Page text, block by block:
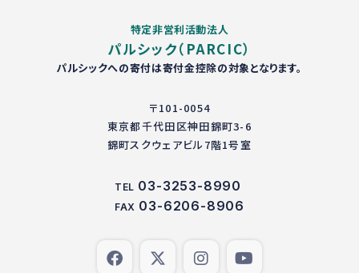
特定非営利活動法人
パルシック（PARCIC）
パルシックへの寄付は寄付金控除の対象となります。
〒101-0054
東京都千代田区神田錦町3-6
錦町スクウェアビル7階1号室
TEL 03-3253-8990
FAX 03-6206-8906